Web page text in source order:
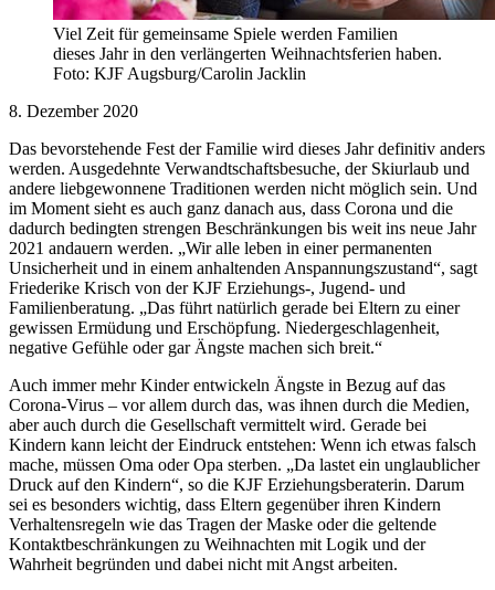
Viel Zeit für gemeinsame Spiele werden Familien
dieses Jahr in den verlängerten Weihnachtsferien haben.
Foto: KJF Augsburg/Carolin Jacklin
8. Dezember 2020
Das bevorstehende Fest der Familie wird dieses Jahr definitiv anders
werden. Ausgedehnte Verwandtschaftsbesuche, der Skiurlaub und
andere liebgewonnene Traditionen werden nicht möglich sein. Und
im Moment sieht es auch ganz danach aus, dass Corona und die
dadurch bedingten strengen Beschränkungen bis weit ins neue Jahr
2021 andauern werden. „Wir alle leben in einer permanenten
Unsicherheit und in einem anhaltenden Anspannungszustand“, sagt
Friederike Krisch von der KJF Erziehungs-, Jugend- und
Familienberatung. „Das führt natürlich gerade bei Eltern zu einer
gewissen Ermüdung und Erschöpfung. Niedergeschlagenheit,
negative Gefühle oder gar Ängste machen sich breit.“
Auch immer mehr Kinder entwickeln Ängste in Bezug auf das
Corona-Virus – vor allem durch das, was ihnen durch die Medien,
aber auch durch die Gesellschaft vermittelt wird. Gerade bei
Kindern kann leicht der Eindruck entstehen: Wenn ich etwas falsch
mache, müssen Oma oder Opa sterben. „Da lastet ein unglaublicher
Druck auf den Kindern“, so die KJF Erziehungsberaterin. Darum
sei es besonders wichtig, dass Eltern gegenüber ihren Kindern
Verhaltensregeln wie das Tragen der Maske oder die geltende
Kontaktbeschränkungen zu Weihnachten mit Logik und der
Wahrheit begründen und dabei nicht mit Angst arbeiten.